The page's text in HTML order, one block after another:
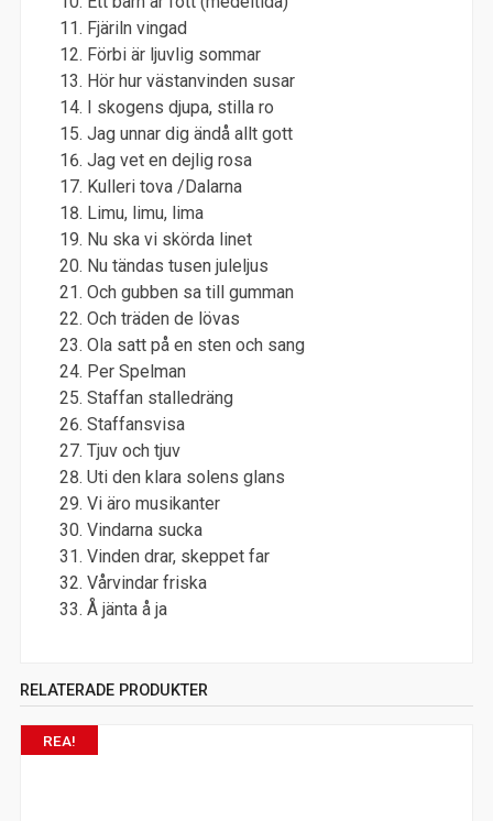
Fjäriln vingad
Förbi är ljuvlig sommar
Hör hur västanvinden susar
I skogens djupa, stilla ro
Jag unnar dig ändå allt gott
Jag vet en dejlig rosa
Kulleri tova /Dalarna
Limu, limu, lima
Nu ska vi skörda linet
Nu tändas tusen juleljus
Och gubben sa till gumman
Och träden de lövas
Ola satt på en sten och sang
Per Spelman
Staffan stalledräng
Staffansvisa
Tjuv och tjuv
Uti den klara solens glans
Vi äro musikanter
Vindarna sucka
Vinden drar, skeppet far
Vårvindar friska
Å jänta å ja
RELATERADE PRODUKTER
REA!